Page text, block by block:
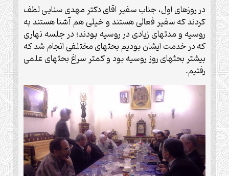
در روزهای اول، جناب سفیر اقای دکتر مهدی سنایی لطف
کردند که سفیر فعالی هستند و خیلی هم آشنا هستند به
روسیه و مدتهای زیادی در روسیه بودند؛ در جلسه نهاری
که در خدمت ایشان بودیم بحثهای مختلفی انجام شد که
بیشتر بحثهای روز روسیه بود و کمتر سراغ بحثهای علمی
رفتیم.